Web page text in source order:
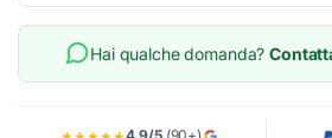
Hai qualche domanda?